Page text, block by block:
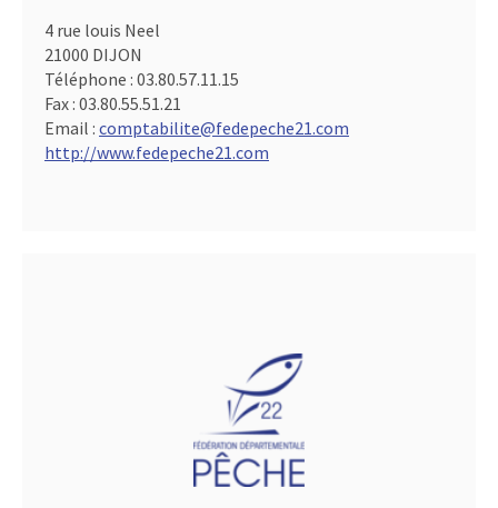
4 rue louis Neel
21000 DIJON
Téléphone : 03.80.57.11.15
Fax : 03.80.55.51.21
Email : comptabilite@fedepeche21.com
http://www.fedepeche21.com